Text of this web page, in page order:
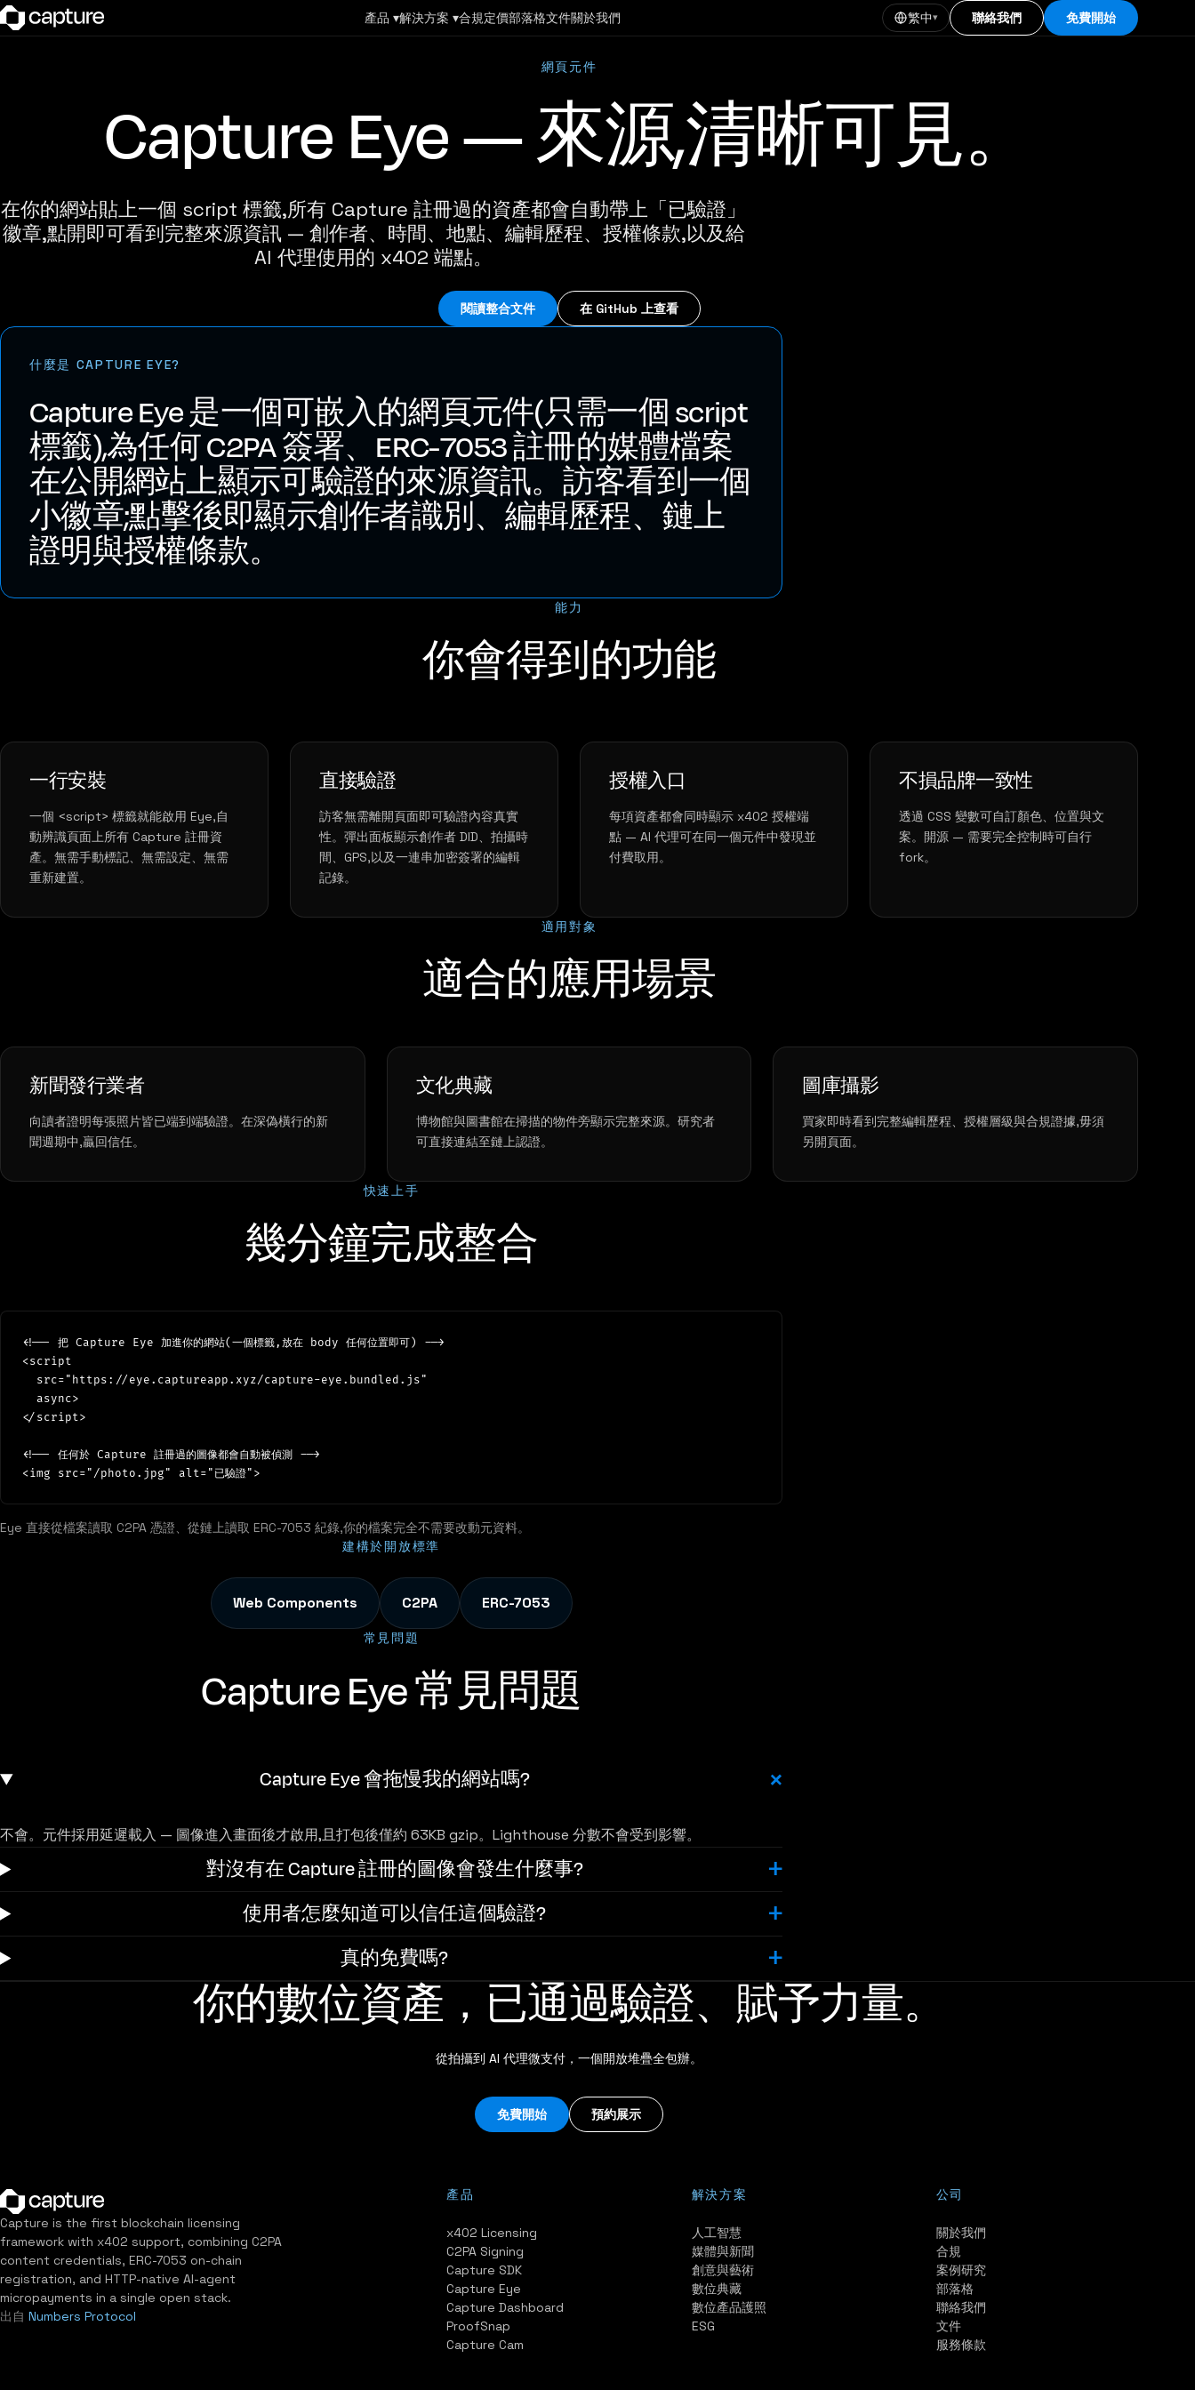
產品 ▾解決方案 ▾合規定價部落格文件關於我們 繁中▾ 聯絡我們 免費開始
網頁元件
Capture Eye — 來源,清晰可見。
在你的網站貼上一個 script 標籤,所有 Capture 註冊過的資產都會自動帶上「已驗證」
徽章,點開即可看到完整來源資訊 — 創作者、時間、地點、編輯歷程、授權條款,以及給
AI 代理使用的 x402 端點。
閱讀整合文件 在 GitHub 上查看
什麼是 CAPTURE EYE?
Capture Eye 是一個可嵌入的網頁元件(只需一個 script
標籤),為任何 C2PA 簽署、ERC-7053 註冊的媒體檔案
在公開網站上顯示可驗證的來源資訊。訪客看到一個
小徽章;點擊後即顯示創作者識別、編輯歷程、鏈上
證明與授權條款。
能力
你會得到的功能
一行安裝
一個 <script> 標籤就能啟用 Eye,自
動辨識頁面上所有 Capture 註冊資
產。無需手動標記、無需設定、無需
重新建置。
直接驗證
訪客無需離開頁面即可驗證內容真實
性。彈出面板顯示創作者 DID、拍攝時
間、GPS,以及一連串加密簽署的編輯
記錄。
授權入口
每項資產都會同時顯示 x402 授權端
點 — AI 代理可在同一個元件中發現並
付費取用。
不損品牌一致性
透過 CSS 變數可自訂顏色、位置與文
案。開源 — 需要完全控制時可自行
fork。
適用對象
適合的應用場景
新聞發行業者
向讀者證明每張照片皆已端到端驗證。在深偽橫行的新
聞週期中,贏回信任。
文化典藏
博物館與圖書館在掃描的物件旁顯示完整來源。研究者
可直接連結至鏈上認證。
圖庫攝影
買家即時看到完整編輯歷程、授權層級與合規證據,毋須
另開頁面。
快速上手
幾分鐘完成整合
<!-- 把 Capture Eye 加進你的網站(一個標籤,放在 body 任何位置即可) -->
<script
  src="https://eye.captureapp.xyz/capture-eye.bundled.js"
  async>
</script>
<!-- 任何於 Capture 註冊過的圖像都會自動被偵測 -->
Eye 直接從檔案讀取 C2PA 憑證、從鏈上讀取 ERC-7053 紀錄,你的檔案完全不需要改動元資料。
建構於開放標準
Web Components C2PA ERC-7053
常見問題
Capture Eye 常見問題
Capture Eye 會拖慢我的網站嗎?
不會。元件採用延遲載入 — 圖像進入畫面後才啟用,且打包後僅約 63KB gzip。Lighthouse 分數不會受到影響。
對沒有在 Capture 註冊的圖像會發生什麼事?
使用者怎麼知道可以信任這個驗證?
真的免費嗎?
你的數位資產，已通過驗證、賦予力量。
從拍攝到 AI 代理微支付，一個開放堆疊全包辦。
免費開始 預約展示
Capture is the first blockchain licensing
framework with x402 support, combining C2PA
content credentials, ERC-7053 on-chain
registration, and HTTP-native AI-agent
micropayments in a single open stack.
出自 Numbers Protocol
產品
x402 Licensing
C2PA Signing
Capture SDK
Capture Eye
Capture Dashboard
ProofSnap
Capture Cam
解決方案
人工智慧
媒體與新聞
創意與藝術
數位典藏
數位產品護照
ESG
公司
關於我們
合規
案例研究
部落格
聯絡我們
文件
服務條款